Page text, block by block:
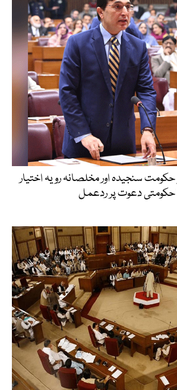
حکومت سنجیدہ اور مخلصانہ رویہ اختیار
حکومتی دعوت پر ردعمل